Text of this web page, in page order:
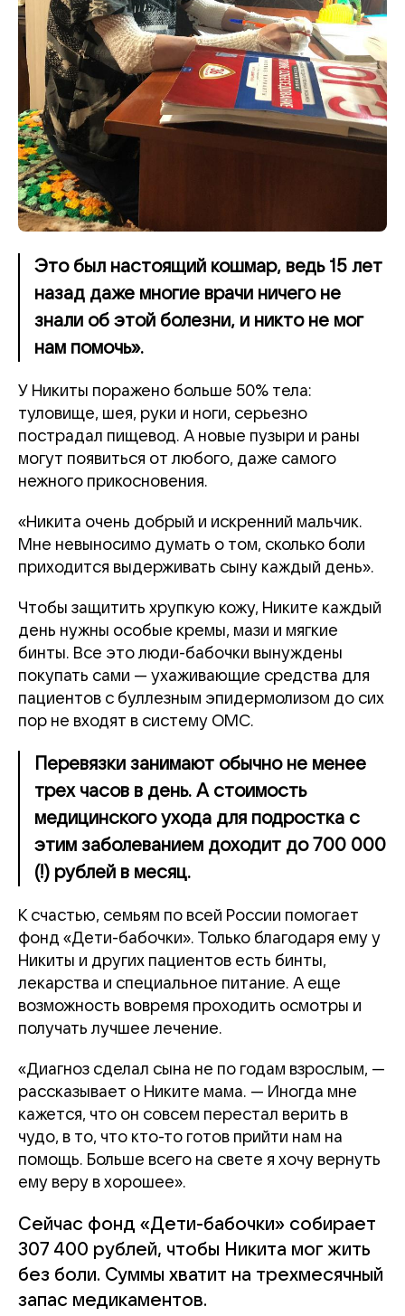
Это был настоящий кошмар, ведь 15 лет
назад даже многие врачи ничего не
знали об этой болезни, и никто не мог
нам помочь».
У Никиты поражено больше 50% тела:
туловище, шея, руки и ноги, серьезно
пострадал пищевод. А новые пузыри и раны
могут появиться от любого, даже самого
нежного прикосновения.
«Никита очень добрый и искренний мальчик.
Мне невыносимо думать о том, сколько боли
приходится выдерживать сыну каждый день».
Чтобы защитить хрупкую кожу, Никите каждый
день нужны особые кремы, мази и мягкие
бинты. Все это люди-бабочки вынуждены
покупать сами — ухаживающие средства для
пациентов с буллезным эпидермолизом до сих
пор не входят в систему ОМС.
Перевязки занимают обычно не менее
трех часов в день. А стоимость
медицинского ухода для подростка с
этим заболеванием доходит до 700 000
(!) рублей в месяц.
К счастью, семьям по всей России помогает
фонд «Дети-бабочки». Только благодаря ему у
Никиты и других пациентов есть бинты,
лекарства и специальное питание. А еще
возможность вовремя проходить осмотры и
получать лучшее лечение.
«Диагноз сделал сына не по годам взрослым, —
рассказывает о Никите мама. — Иногда мне
кажется, что он совсем перестал верить в
чудо, в то, что кто-то готов прийти нам на
помощь. Больше всего на свете я хочу вернуть
ему веру в хорошее».
Сейчас фонд «Дети-бабочки» собирает
307 400 рублей, чтобы Никита мог жить
без боли. Суммы хватит на трехмесячный
запас медикаментов.